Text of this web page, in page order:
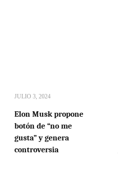
JULIO 3, 2024
Elon Musk propone
botón de “no me
gusta” y genera
controversia